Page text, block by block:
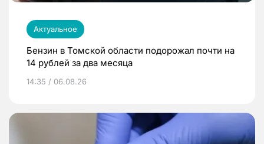
Актуальное
Бензин в Томской области подорожал почти на
14 рублей за два месяца
14:35 / 06.08.26